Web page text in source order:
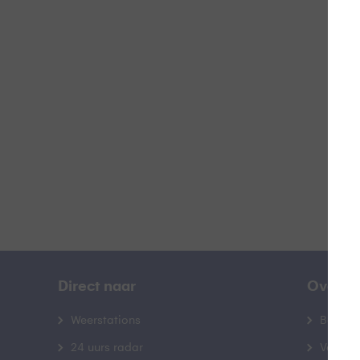
Direct naar
Weerstations
24 uurs radar
Over